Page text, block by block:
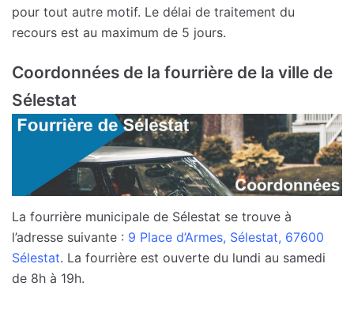
pour tout autre motif. Le délai de traitement du
recours est au maximum de 5 jours.
Coordonnées de la fourrière de la ville de
Sélestat
La fourrière municipale de Sélestat se trouve à
l’adresse suivante : 9 Place d’Armes, Sélestat, 67600
Sélestat. La fourrière est ouverte du lundi au samedi
de 8h à 19h.